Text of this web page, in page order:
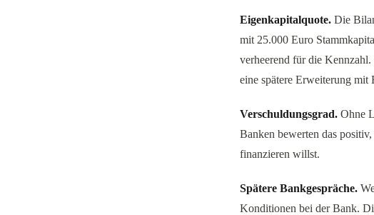
Eigenkapitalquote. Die
mit 25.000 Euro
verheerend für die
eine spätere Erweiterung
Verschuldungsgrad. Ohne
Banken bewerten das
finanzieren willst.
Spätere Bankgespräche.
Konditionen bei der Bank.